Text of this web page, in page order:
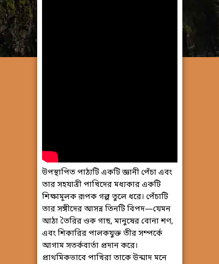
উপস্থাপিত পাঠ্যটি একটি জ্ঞানী পেঁচা এবং
তার সহযাত্রী পাখিদের মধ্যকার একটি
শিক্ষামূলক রূপক গল্প তুলে ধরে। পেঁচাটি
তার সঙ্গীদের আসন্ন তিনটি বিপদ—যেমন
আঠা তৈরির ওক গাছ, মানুষের বোনা শণ,
এবং শিকারির পালকযুক্ত তীর সম্পর্কে
আগাম সতর্কবার্তা প্রদান করে।
প্রাথমিকভাবে পাখিরা তাকে উন্মাদ মনে